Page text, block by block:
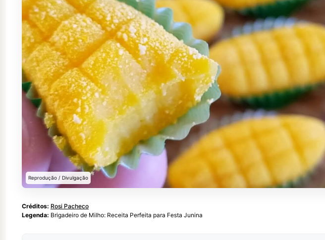
Reprodução / Divulgação
Créditos: Rosi Pacheco
Legenda: Brigadeiro de Milho: Receita Perfeita para Festa Junina